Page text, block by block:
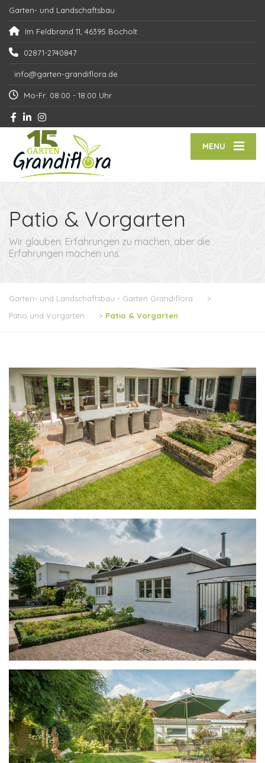
Garten- und Landschaftsbau
Im Feldbrand 11, 46395 Bocholt
02871-2740847
info@garten-grandiflora.de
Mo-Fr: 08:00 - 18:00 Uhr
MENU
Patio & Vorgarten
Wir glauben. Erfahrungen zu machen, aber die
Erfahrungen machen uns.
Garten- und Landschaftsbau - Garten Grandiflora
>
Patio und Vorgarten
> Patio & Vorgarten